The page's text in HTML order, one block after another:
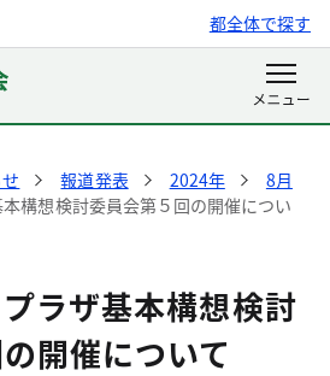
都全体で探す
報道発表 2024年
8月
構想検討委員会第５回の開催につい
ラザ基本構想検討
開催について